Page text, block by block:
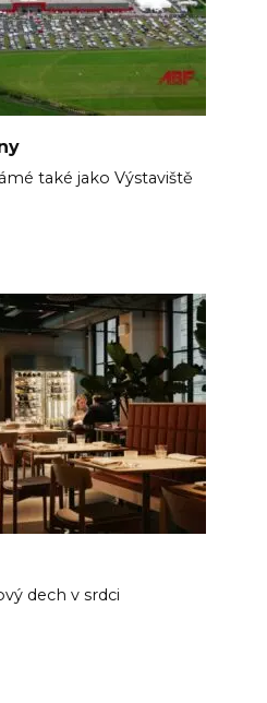
také jako Výstaviště
dech v srdci